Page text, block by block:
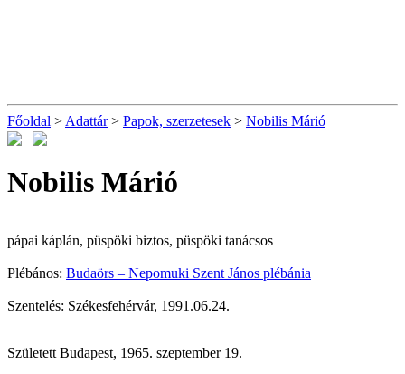
Főoldal > Adattár> Papok, szerzetesek > Nobilis Márió
Nobilis Márió
pápai káplán, püspöki biztos, püspöki tanácsos
Plébános: Budaörs – Nepomuki Szent János plébánia
Szentelés: Székesfehérvár, 1991.06.24.
Született Budapest, 1965. szeptember 19.